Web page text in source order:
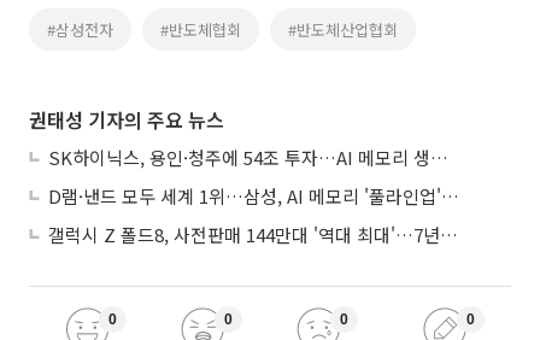
#삼성전자 #반도체협회 #반도체산업협회
권태성 기자의 주요 뉴스
SK하이닉스, 용인·청주에 54조 투자…AI 메모리 생산기지 키운다
D램·낸드 모두 세계 1위…삼성, AI 메모리 '풀라인업'으로 승부
갤럭시 Z 폴드8, 사전판매 144만대 '역대 최대'…7년만에 갤노트10 기록 넘어
0 0 0 0